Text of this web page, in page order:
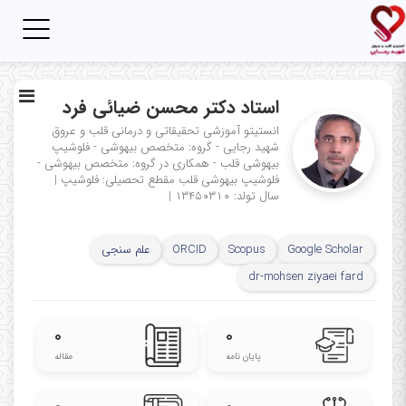
استاد دکتر محسن ضیائی فرد
انستیتو آموزشی تحقیقاتی و درمانی قلب و عروق
شهید رجایی - گروه: متخصص بیهوشی - فلوشیپ
بیهوشی قلب - همکاری در گروه: متخصص بیهوشی -
فلوشیپ بیهوشی قلب مقطع تحصیلی: فلوشیپ |
سال تولد: ۱۳۴۵۰۳۱۰
|
Google Scholar
Scopus
ORCID
علم سنجی
dr-mohsen ziyaei fard
۰
پایان نامه
۰
مقاله